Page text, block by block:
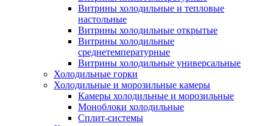
Витрины холодильные и тепловые
настольные
Витрины холодильные открытые
Витрины холодильные
среднетемпературные
Витрины холодильные универсальные
Холодильные горки
Холодильные и морозильные камеры
Камеры холодильные и морозильные
Моноблоки холодильные
Сплит-системы